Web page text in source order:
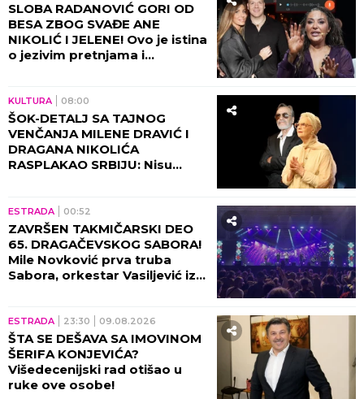
SLOBA RADANOVIĆ GORI OD
BESA ZBOG SVAĐE ANE
NIKOLIĆ I JELENE! Ovo je istina
o jezivim pretnjama i
KULTURA 08:00
ŠOK-DETALJ SA TAJNOG
VENČANJA MILENE DRAVIĆ I
DRAGANA NIKOLIĆA
RASPLAKAO SRBIJU: Nisu
pričaju o njihovoj ljubavi!
ESTRADA 00:52
ZAVRŠEN TAKMIČARSKI DEO
65. DRAGAČEVSKOG SABORA!
Mile Novković prva truba
Sabora, orkestar Vasiljević iz
ESTRADA 23:30 09.08.2026
ŠTA SE DEŠAVA SA IMOVINOM
ŠERIFA KONJEVIĆA?
Višedecenijski rad otišao u
ruke ove osobe!